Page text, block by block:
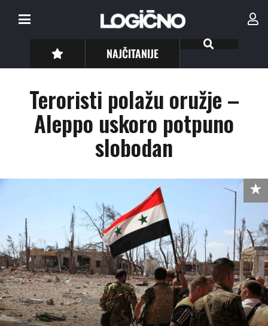
NAJČITANIJE
Teroristi polažu oružje –
Aleppo uskoro potpuno
slobodan